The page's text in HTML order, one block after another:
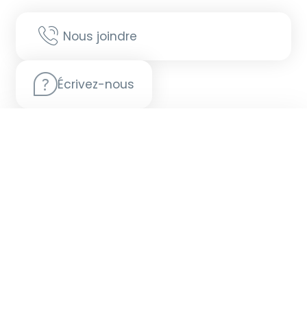
Nous joindre
Écrivez-nous